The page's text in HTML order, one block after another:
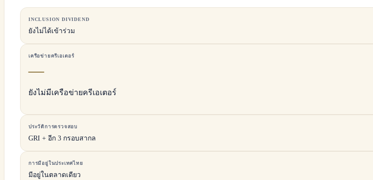
INCLUSION DIVIDEND
ยังไม่ได้เข้าร่วม
เครือข่ายครีเอเตอร์
—
ยังไม่มีเครือข่ายครีเอเตอร์
ประวัติการตรวจสอบ
GRI + อีก 3 กรอบสากล
การมีอยู่ในประเทศไทย
มีอยู่ในตลาดเดียว